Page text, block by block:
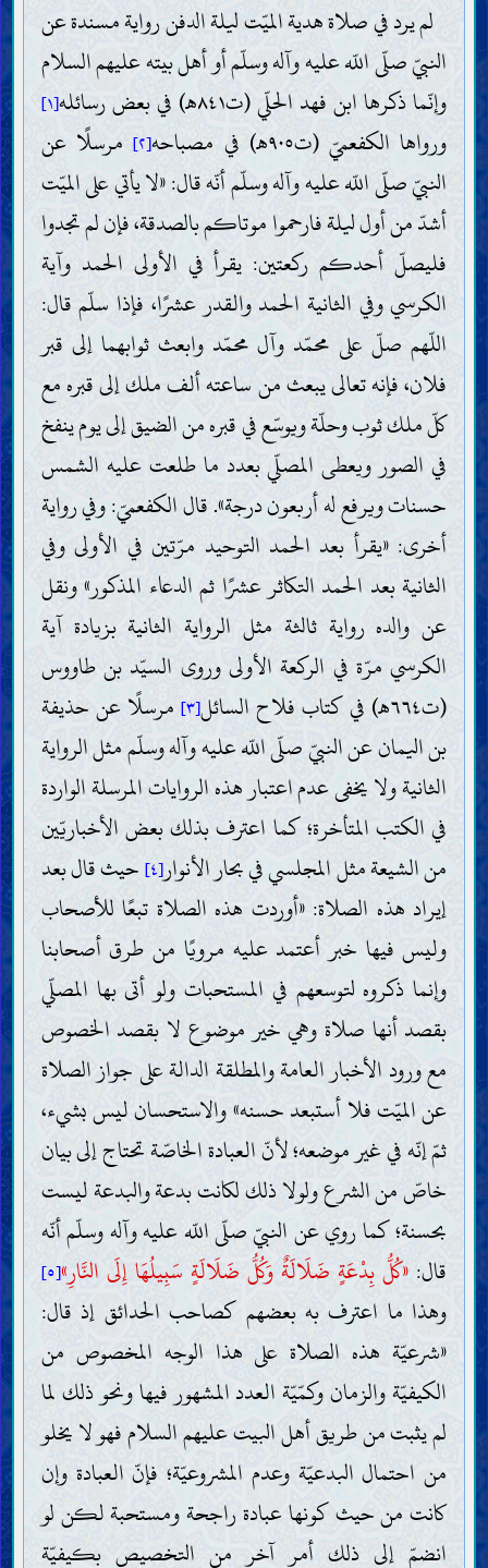
لم يرد في صلاة هدية الميّت ليلة الدفن رواية مسندة عن
النبيّ صلّى اللّه عليه وآله وسلّم أو أهل بيته عليهم السلام
وإنّما ذكرها ابن فهد الحلّي (ت٨٤١ه‍) في بعض رسائله
[١]
ورواها الكفعميّ (ت٩٠٥ه‍) في مصباحه [٢] مرسلًا عن
النبيّ صلّى اللّه عليه وآله وسلّم أنّه قال: «لا يأتي على الميّت
أشدّ من أول ليلة فارحموا موتاكم بالصدقة، فإن لم تجدوا
فليصلّ أحدكم ركعتين: يقرأ في الأولى الحمد وآية
الكرسي وفي الثانية الحمد والقدر عشرًا، فإذا سلّم قال:
اللّهم صلّ على محمّد وآل محمّد وابعث ثوابهما إلى قبر
فلان، فإنه تعالى يبعث من ساعته ألف ملك إلى قبره مع
كلّ ملك ثوب وحلّة ويوسّع في قبره من الضيق إلى يوم ينفخ
في الصور ويعطى المصلّي بعدد ما طلعت عليه الشمس
حسنات ويرفع له أربعون درجة». قال الكفعميّ: وفي رواية
أخرى: «يقرأ بعد الحمد التوحيد مرّتين في الأولى وفي
الثانية بعد الحمد التكاثر عشرًا ثم الدعاء المذكور» ونقل
عن والده رواية ثالثة مثل الرواية الثانية بزيادة آية
الكرسي مرّة في الركعة الأولى وروى السيّد بن طاووس
(ت٦٦٤ه‍) في كتاب فلاح السائل
[٣]
مرسلًا عن حذيفة
بن اليمان عن النبيّ صلّى اللّه عليه وآله وسلّم مثل الرواية
الثانية ولا يخفى عدم اعتبار هذه الروايات المرسلة الواردة
في الكتب المتأخرة؛ كما اعترف بذلك بعض الأخباريّين
من الشيعة مثل المجلسي في بحار الأنوار[٤] حيث قال بعد
إيراد هذه الصلاة: «أوردت هذه الصلاة تبعًا للأصحاب
وليس فيها خبر أعتمد عليه مرويًا من طرق أصحابنا
وإنما ذكروه لتوسعهم في المستحبات ولو أتى بها المصلّي
بقصد أنها صلاة وهي خير موضوع لا بقصد الخصوص
مع ورود الأخبار العامة والمطلقة الدالة على جواز الصلاة
عن الميّت فلا أستبعد حسنه» والاستحسان ليس بشيء،
ثمّ إنّه في غير موضعه؛ لأنّ العبادة الخاصّة تحتاج إلى بيان
خاصّ من الشرع ولولا ذلك لكانت بدعة والبدعة ليست
بحسنة؛ كما روي عن النبيّ صلّى اللّه عليه وآله وسلّم أنّه
قال: «كُلُّ بِدْعَةٍ ضَلَالَةٌ وَكُلُّ ضَلَالَةٍ سَبِيلُهَا إِلَى النَّارِ»[٥]
وهذا ما اعترف به بعضهم كصاحب الحدائق إذ قال:
«شرعيّة هذه الصلاة على هذا الوجه المخصوص من
الكيفيّة والزمان وكمّيّة العدد المشهور فيها ونحو ذلك لما
لم يثبت من طريق أهل البيت عليهم السلام فهو لا يخلو
من احتمال البدعيّة وعدم المشروعيّة؛ فإنّ العبادة وإن
كانت من حيث كونها عبادة راجحة ومستحبة لكن لو
انضمّ إلى ذلك أمر آخر من التخصيص بكيفيّة
المقدّمات
العلم
وجوب اكتساب العلم (الاجتهاد) وطريقته
موانع اكتساب العلم
التقليد
صفات العلماء وواجباتهم
الحجّة